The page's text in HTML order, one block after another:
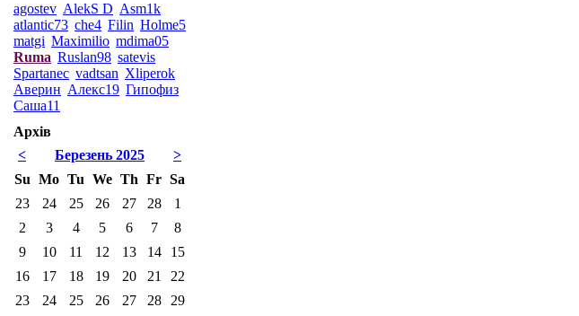
agostev AlekS D Asm1k
atlantic73 che4 Filin Holme5
matgi Maximilio mdima05
Ruma Ruslan98 satevis
Spartanec vadtsan Xliperok
Аверин Алекс19 Гипофиз
Саша11
Архів
<
>
Березень 2025
Su Mo Tu We Th Fr Sa
23
24 25 26 27 28
1
2
3 4 5 6 7
8
9
10 11 12 13 14
15
16
17 18 19 20 21
22
23
24 25 26 27 28
29